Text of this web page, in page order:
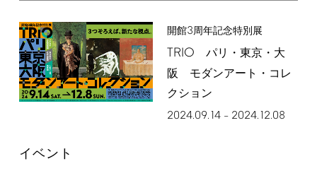
開館3周年記念特別展
TRIO パリ・東京・大
阪 モダンアート・コレ
クション
2024.09.14– 2024.12.08
イベント